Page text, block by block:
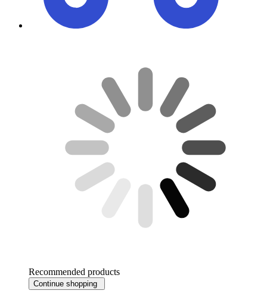
Recommended products
Continue shopping